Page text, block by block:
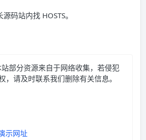
码站内找 HOSTS。
部分资源来自于网络收集，若侵犯
，请及时联系我们删除有关信息。
示网址